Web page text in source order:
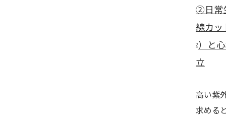
②日常
線カッ
2）と
立
高い紫
求める